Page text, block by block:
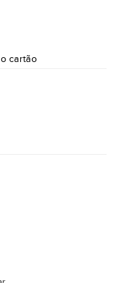
cartão